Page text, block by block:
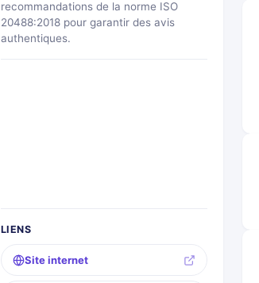
recommandations de la norme ISO
20488:2018 pour garantir des avis
authentiques.
LIENS
Site internet